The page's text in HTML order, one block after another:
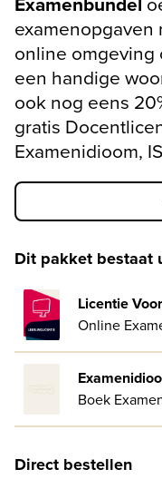
online
een handige
ook nog eens
gratis
Examenidioom,
Dit pakket bestaat
Licentie
Online
Boek
Direct bestellen